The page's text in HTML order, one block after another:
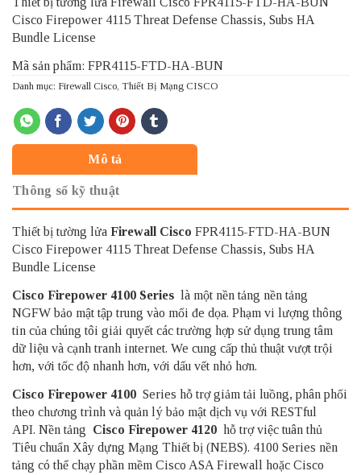
Cisco Firepower 4115 Threat Defense Chassis, Subs HA
Bundle License
Mã sản phẩm: FPR4115-FTD-HA-BUN
Danh mục: Firewall Cisco, Thiết Bị Mạng CISCO
Mô tả
Thông số kỹ thuật
Thiết bị tường lửa Firewall Cisco FPR4115-FTD-HA-BUN
Cisco Firepower 4115 Threat Defense Chassis, Subs HA
Bundle License
Cisco Firepower 4100 Series là một nền tảng nền tảng
NGFW bảo mật tập trung vào mối đe dọa. Phạm vi lượng thông
tin của chúng tôi giải quyết các trường hợp sử dụng trung tâm
dữ liệu và cạnh tranh internet. We cung cấp thủ thuật vượt trội
hơn, với tốc độ nhanh hơn, với dấu vết nhỏ hơn.
Cisco Firepower 4100 Series hỗ trợ giảm tải luồng, phân phối
theo chương trình và quản lý bảo mật dịch vụ với RESTful
API. Nền tảng Cisco Firepower 4120 hỗ trợ việc tuân thủ
Tiêu chuẩn Xây dựng Mạng Thiết bị (NEBS). 4100 Series nền
tảng có thể chạy phần mềm Cisco ASA Firewall hoặc Cisco